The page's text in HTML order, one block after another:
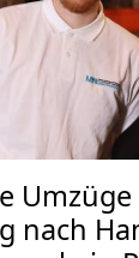
Umzüge
nach